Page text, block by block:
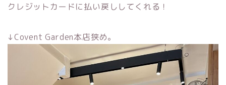
クレジットカードに払い戻ししてくれる！
↓Covent Garden本店狭め。